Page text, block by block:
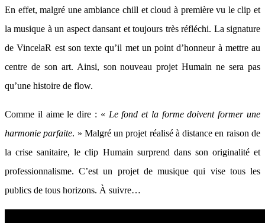
En effet, malgré une ambiance chill et cloud à première vu le clip et
la musique à un aspect dansant et toujours très réfléchi. La signature
de VincelaR est son texte qu’il met un point d’honneur à mettre au
centre de son art. Ainsi, son nouveau projet Humain ne sera pas
qu’une histoire de flow.
Comme il aime le dire : « Le fond et la forme doivent former une
harmonie parfaite. » Malgré un projet réalisé à distance en raison de
la crise sanitaire, le clip Humain surprend dans son originalité et
professionnalisme. C’est un projet de musique qui vise tous les
publics de tous horizons. À suivre…